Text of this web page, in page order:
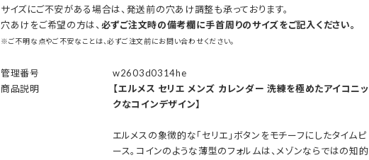
サイズにご不安がある場合は、発送前の穴あけ調整も承っております。
穴あけをご希望の方は、 必ずご注文時の備考欄に手首周りのサイズをご記入ください。
※ご不明な点やご不安なことは、必ずご注文前にお問い合わせください。
管理番号
w2603d0314he
商品説明
【エルメス セリエ メンズ カレンダー 洗練を極めたアイコニッ
クなコインデザイン】
エルメスの象徴的な「セリエ」ボタンをモチーフにしたタイムピ
ース。コインのような薄型のフォルムは、メゾンならではの知的